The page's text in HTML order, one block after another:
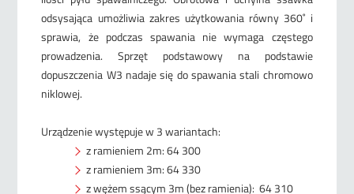
odsysająca umożliwia zakres użytkowania równy 360˚ i
sprawia, że podczas spawania nie wymaga częstego
prowadzenia. Sprzęt podstawowy na podstawie
dopuszczenia W3 nadaje się do spawania stali chromowo
niklowej.
Urządzenie występuje w 3 wariantach:
z ramieniem 2m: 64 300
z ramieniem 3m: 64 330
z wężem ssącym 3m (bez ramienia): 64 310